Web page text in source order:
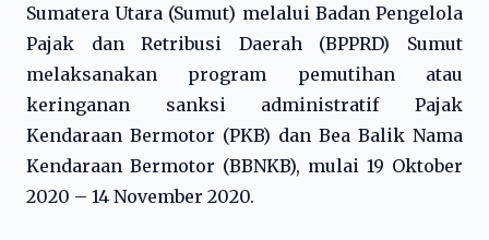
Sumatera Utara (Sumut) melalui Badan Pengelola
Pajak dan Retribusi Daerah (BPPRD) Sumut
melaksanakan program pemutihan atau
keringanan sanksi administratif Pajak
Kendaraan Bermotor (PKB) dan Bea Balik Nama
Kendaraan Bermotor (BBNKB), mulai 19 Oktober
2020 – 14 November 2020.